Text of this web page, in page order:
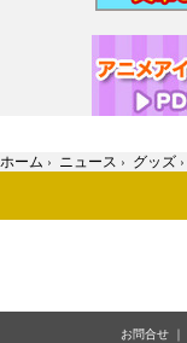
ホーム › ニュース › グッズ ›
お問合せ